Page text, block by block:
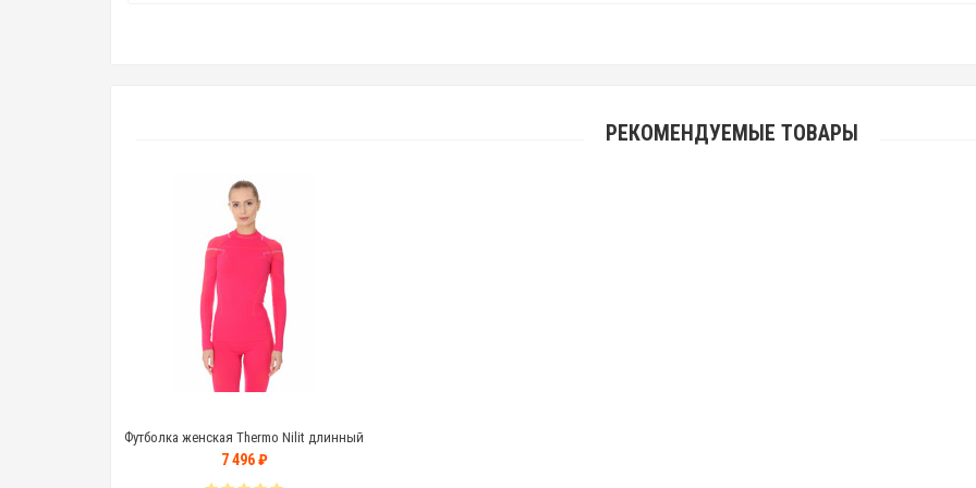
РЕКОМЕНДУЕМЫЕ ТОВАРЫ
Футболка женская Thermo Nilit длинный
рукав
7 496 ₽